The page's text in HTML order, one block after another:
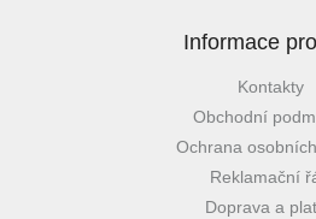
Informace
Kontakty
Obchodní
Ochrana
Reklamační
Doprava a